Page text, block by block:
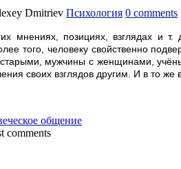
Dmitriev Психология 0 comments
мнениях, позициях, взглядах и
того, человеку свойственно
мужчины с женщинами,
своих взглядов другим. И в то
общение
comments